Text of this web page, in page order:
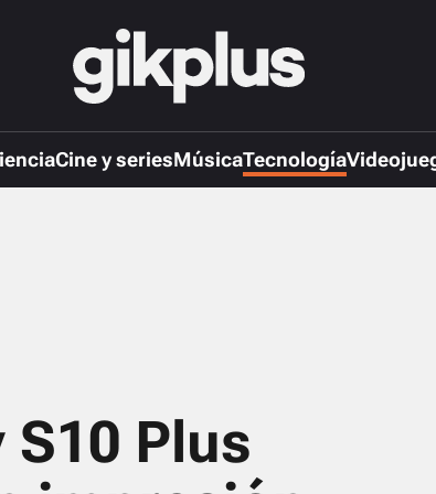
Cine y seriesMúsicaTecnología
Plus